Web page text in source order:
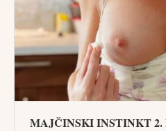
MAJČINSKI INSTINKT 2.